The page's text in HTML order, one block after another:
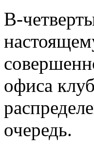
В-
офиса
очередь.